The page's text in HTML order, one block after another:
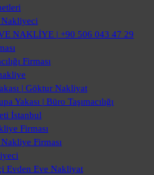
Nakliyeci
NAKLİYE | +90 506 043 47 29
Firması
| Göktur Nakliyat
Yakası | Büro Taşımacılığı
İstanbul
Firması
Firması
Evden Eve Nakliyat